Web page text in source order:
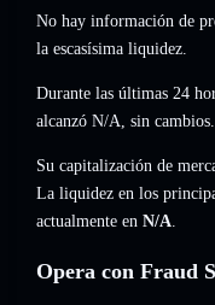
No hay información de
la escasísima liquidez.
Durante las últimas 24
alcanzó N/A, sin cambios.
Su capitalización de
La liquidez en los
actualmente en N/A.
Opera con Fraud